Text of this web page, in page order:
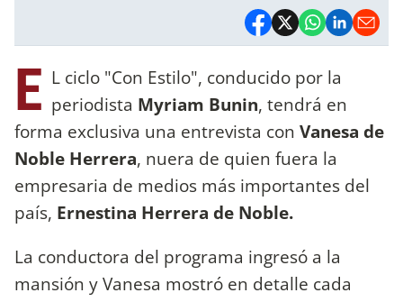
E L ciclo "Con Estilo", conducido por la
periodista Myriam Bunin, tendrá en
forma exclusiva una entrevista con Vanesa de
Noble Herrera, nuera de quien fuera la
empresaria de medios más importantes del
país, Ernestina Herrera de Noble.
La conductora del programa ingresó a la
mansión y Vanesa mostró en detalle cada